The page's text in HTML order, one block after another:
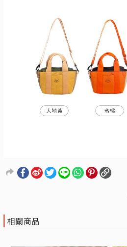
相關商品